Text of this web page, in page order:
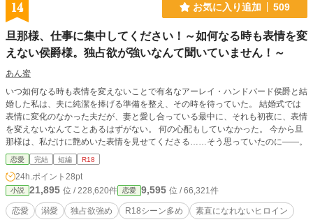
14 お気に入り追加 509
旦那様、仕事に集中してください！～如何なる時も表情を変
えない侯爵様。独占欲が強いなんて聞いていません！～
あん蜜
いつ如何なる時も表情を変えないことで有名なアーレイ・ハンドバード侯爵と結
婚した私は、夫に純潔を捧げる準備を整え、その時を待っていた。 結婚式では
表情に変化のなかった夫だが、妻と愛し合っている最中に、それも初夜に、表情
を変えないなんてことあるはずがない。 何の心配もしていなかった。 今から旦
那様は、私だけに艶めいた表情を見せてくださる……そう思っていたのに――。
恋愛 完結 短編 R18
24h.ポイント 28pt
小説 21,895 位 / 228,620件 恋愛 9,595 位 / 66,321件
恋愛 溺愛 独占欲強め R18シーン多め 素直になれないヒロイン